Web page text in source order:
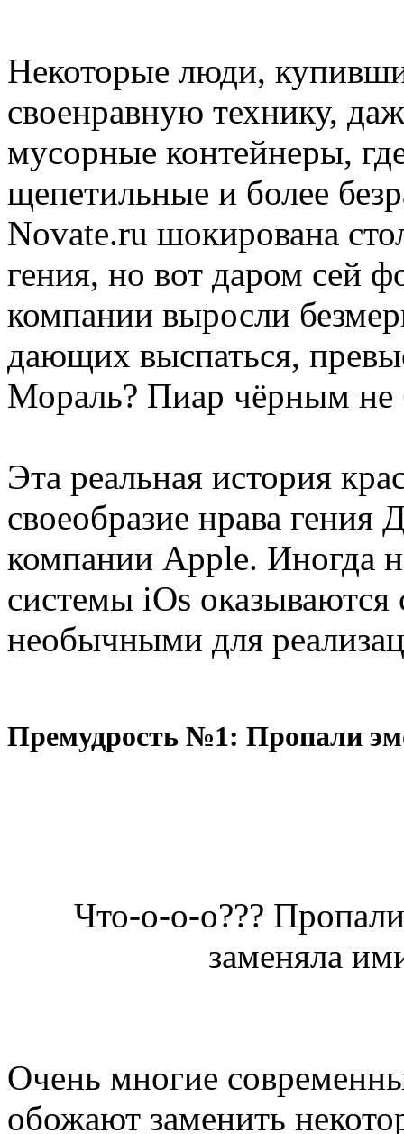
Некоторые люди,
своенравную технику,
мусорные контейнеры,
щепетильные и более
Novate.ru шокирована
гения, но вот даром сей
компании выросли
дающих выспаться,
Мораль? Пиар чёрным не
Эта реальная история
своеобразие нрава гения
компании Apple. Иногда
системы iOs
необычными для
Премудрость №1: Пропали
Что-о-о-о???
заменяла
Очень многие
обожают заменить